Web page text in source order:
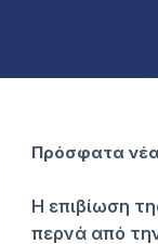
Πρόσφατα
Η επιβίωση
περνά από